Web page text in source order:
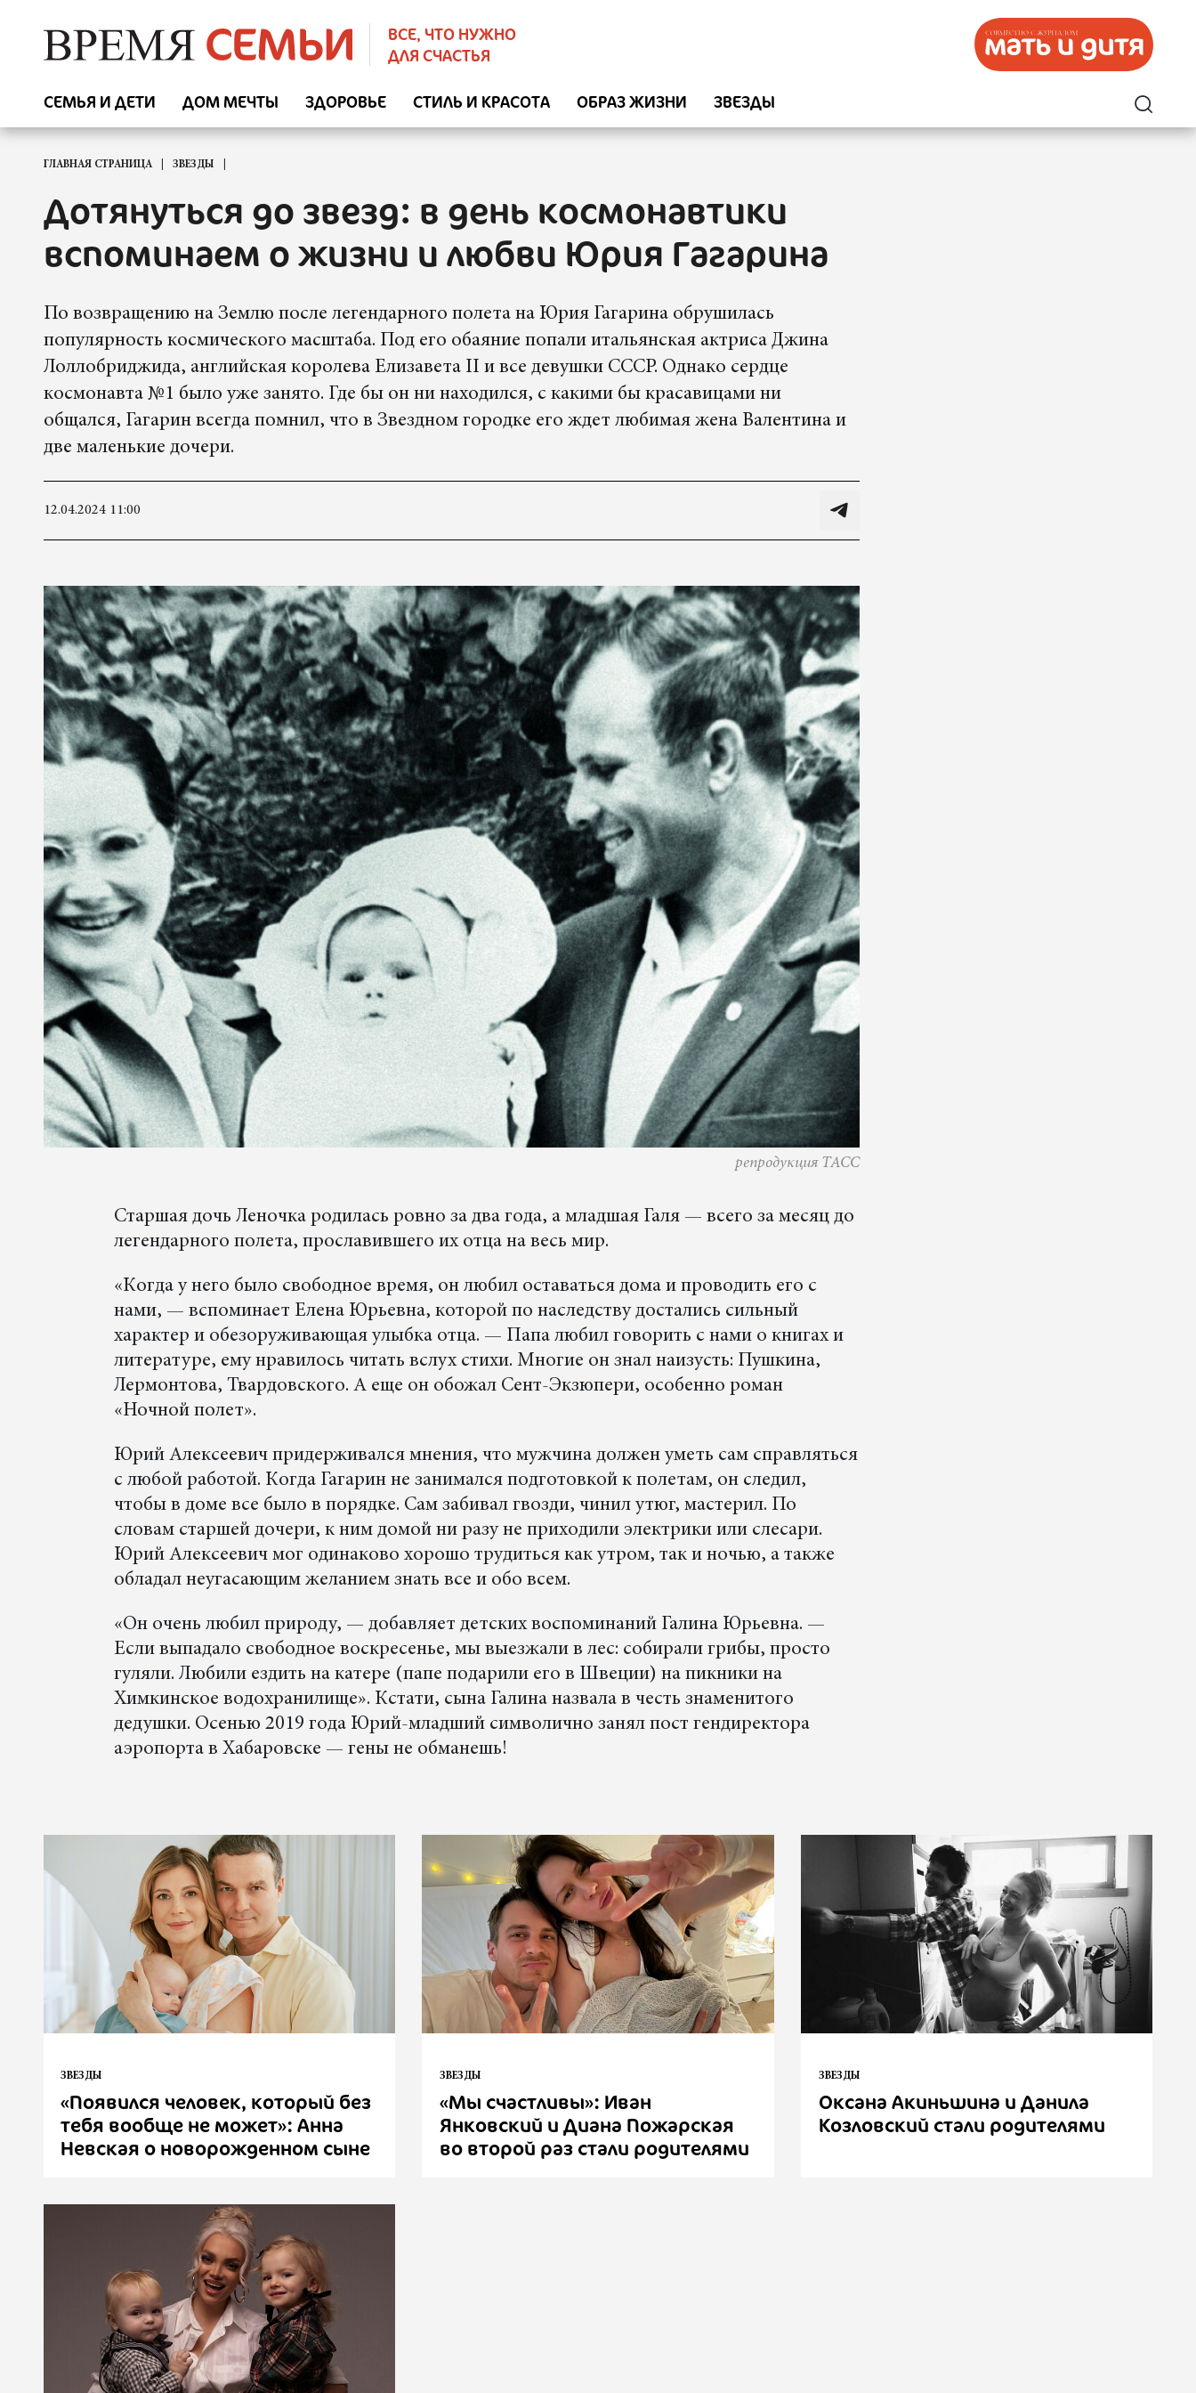
ВСЕ, ЧТО НУЖНО
ДЛЯ СЧАСТЬЯ
СЕМЬЯ И ДЕТИ ДОМ МЕЧТЫ ЗДОРОВЬЕ СТИЛЬ И КРАСОТА ОБРАЗ ЖИЗНИ ЗВЕЗДЫ
ГЛАВНАЯ СТРАНИЦА ЗВЕЗДЫ
Дотянуться до звезд: в день космонавтики
вспоминаем о жизни и любви Юрия Гагарина
По возвращению на Землю после легендарного полета на Юрия Гагарина обрушилась
популярность космического масштаба. Под его обаяние попали итальянская актриса Джина
Лоллобриджида, английская королева Елизавета II и все девушки СССР. Однако сердце
космонавта №1 было уже занято. Где бы он ни находился, с какими бы красавицами ни
общался, Гагарин всегда помнил, что в Звездном городке его ждет любимая жена Валентина и
две маленькие дочери.
12.04.2024 11:00
репродукция ТАСС
Старшая дочь Леночка родилась ровно за два года, а младшая Галя — всего за месяц до
легендарного полета, прославившего их отца на весь мир.
«Когда у него было свободное время, он любил оставаться дома и проводить его с
нами, — вспоминает Елена Юрьевна, которой по наследству достались сильный
характер и обезоруживающая улыбка отца. — Папа любил говорить с нами о книгах и
литературе, ему нравилось читать вслух стихи. Многие он знал наизусть: Пушкина,
Лермонтова, Твардовского. А еще он обожал Сент-Экзюпери, особенно роман
«Ночной полет».
Юрий Алексеевич придерживался мнения, что мужчина должен уметь сам справляться
с любой работой. Когда Гагарин не занимался подготовкой к полетам, он следил,
чтобы в доме все было в порядке. Сам забивал гвозди, чинил утюг, мастерил. По
словам старшей дочери, к ним домой ни разу не приходили электрики или слесари.
Юрий Алексеевич мог одинаково хорошо трудиться как утром, так и ночью, а также
обладал неугасающим желанием знать все и обо всем.
«Он очень любил природу, — добавляет детских воспоминаний Галина Юрьевна. —
Если выпадало свободное воскресенье, мы выезжали в лес: собирали грибы, просто
гуляли. Любили ездить на катере (папе подарили его в Швеции) на пикники на
Химкинское водохранилище». Кстати, сына Галина назвала в честь знаменитого
дедушки. Осенью 2019 года Юрий-младший символично занял пост гендиректора
аэропорта в Хабаровске — гены не обманешь!
ЗВЕЗДЫ
«Появился человек, который без
тебя вообще не может»: Анна
Невская о новорожденном сыне
ЗВЕЗДЫ
«Мы счастливы»: Иван
Янковский и Диана Пожарская
во второй раз стали родителями
ЗВЕЗДЫ
Оксана Акиньшина и Данила
Козловский стали родителями